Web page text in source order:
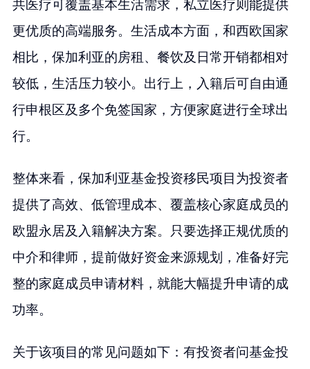
共医疗可覆盖基本生活需求，私立医疗则能提供
更优质的高端服务。生活成本方面，和西欧国家
相比，保加利亚的房租、餐饮及日常开销都相对
较低，生活压力较小。出行上，入籍后可自由通
行申根区及多个免签国家，方便家庭进行全球出
行。
整体来看，保加利亚基金投资移民项目为投资者
提供了高效、低管理成本、覆盖核心家庭成员的
欧盟永居及入籍解决方案。只要选择正规优质的
中介和律师，提前做好资金来源规划，准备好完
整的家庭成员申请材料，就能大幅提升申请的成
功率。
关于该项目的常见问题如下：有投资者问基金投